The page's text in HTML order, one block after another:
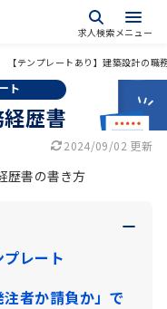
求人検索メニュー
【テンプレートあり】建築設計の職
ト
歴書
2024/09/02 更新
歴書の書き方
レート
者か請負か」で